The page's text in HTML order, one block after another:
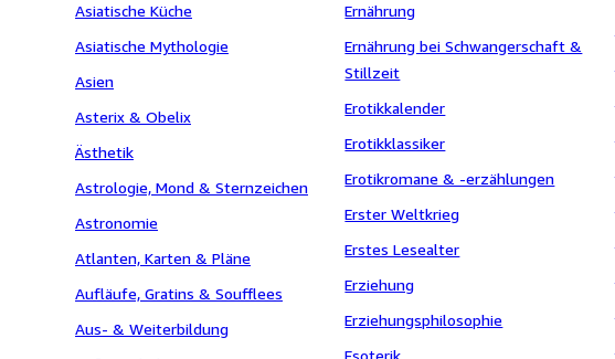
Asiatische Küche
Asiatische Mythologie
Asien
Asterix & Obelix
Ästhetik
Astrologie, Mond & Sternzeichen
Astronomie
Atlanten, Karten & Pläne
Aufläufe, Gratins & Soufflees
Aus- & Weiterbildung
Ernährung
Ernährung bei Schwangerschaft &
Stillzeit
Erotikkalender
Erotikklassiker
Erotikromane & -erzählungen
Erster Weltkrieg
Erstes Lesealter
Erziehung
Erziehungsphilosophie
Esoterik